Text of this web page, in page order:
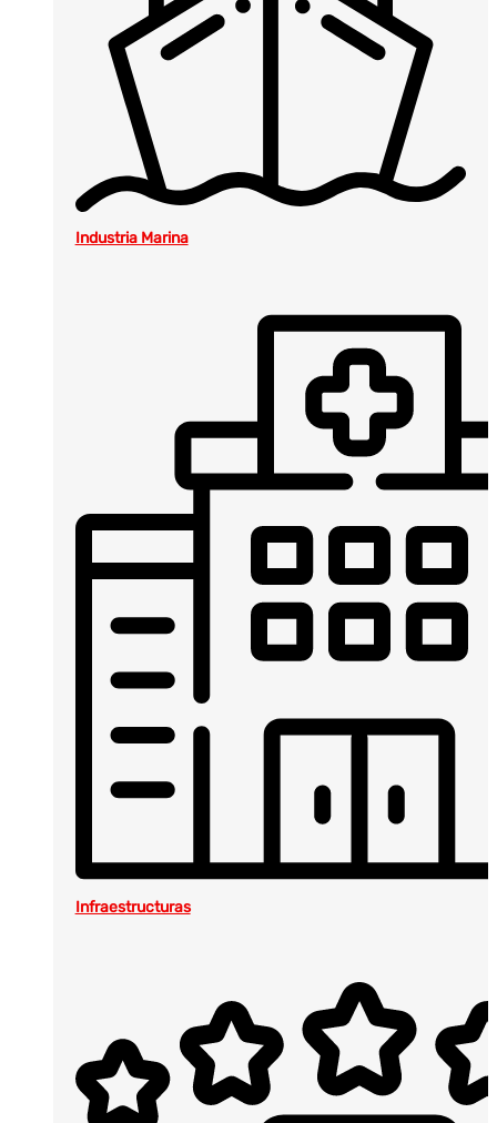
Industria Marina
Infraestructuras